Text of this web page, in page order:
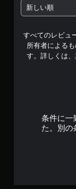
新しい順
すべてのレビュ
所有者による
す。詳しくは、
条件に一
た。別の